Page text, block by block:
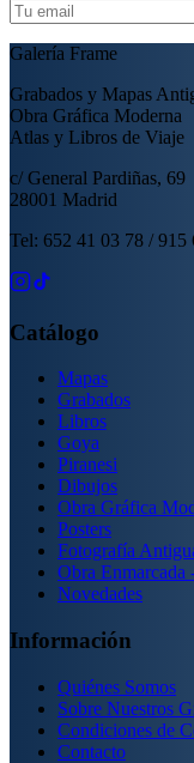
Galería Frame
Grabados y Mapas
Obra Gráfica Moderna
Atlas y Libros de Viaje
c/ General Pardiñas, 69
28001 Madrid
Tel: 652 41 03 78 / 915
Catálogo
Mapas
Grabados
Libros
Goya
Piranesi
Dibujos
Obra Gráfica
Posters
Fotografía
Obra Enmarcada
Novedades
Información
Quiénes Somos
Sobre Nuestros
Condiciones de
Contacto